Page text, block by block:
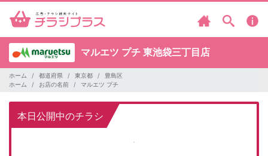
マルエツ プチ 東池袋三丁目店
ホーム 都道府県 東京都
豊島区
ホーム
お店の名前 マルエツ プチ
本日公開中のチラシ